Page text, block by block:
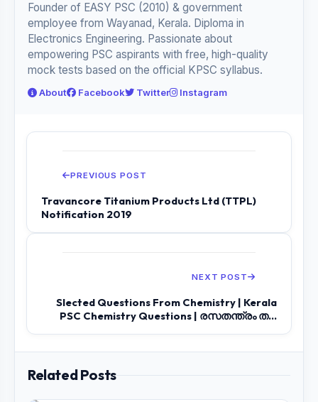
Founder of EASY PSC (2010) & government
employee from Wayanad, Kerala. Diploma in
Electronics Engineering. Passionate about
empowering PSC aspirants with free, high-quality
mock tests based on the official KPSC syllabus.
About Facebook Twitter Instagram
PREVIOUS POST
Travancore Titanium Products Ltd (TTPL)
Notification 2019
NEXT POST
Slected Questions From Chemistry | Kerala
PSC Chemistry Questions | രസതന്ത്രം ത...
Related Posts